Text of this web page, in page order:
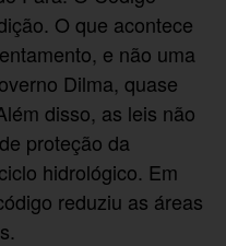
O que acontece
e não uma
Dilma, quase
disso, as leis não
proteção da
hidrológico. Em
reduziu as áreas